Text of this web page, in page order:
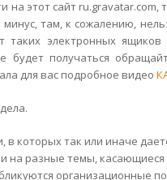
этот сайт ru.gravatar.com,
там, к сожалению,
электронных ящиков
будет получаться
для вас подробное видео
которых так или иначе
на разные темы,
организационные